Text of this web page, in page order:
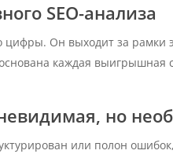
SEO-анализа
цифры. Он выходит за рамки
каждая выигрышная
но
или полон